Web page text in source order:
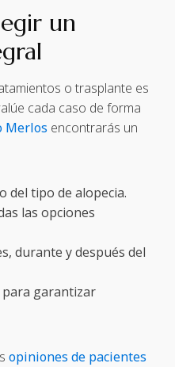
un
o trasplante es
cada caso de forma
Merlos encontrarás un
del tipo de alopecia.
las opciones
durante y después del
garantizar
opiniones de pacientes